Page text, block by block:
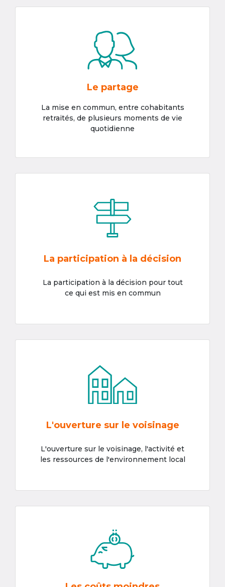
Le partage
La mise en commun, entre cohabitants
retraités, de plusieurs moments de vie
quotidienne
La participation à la décision
La participation à la décision pour tout
ce qui est mis en commun
L'ouverture sur le voisinage
L'ouverture sur le voisinage, l'activité et
les ressources de l'environnement local